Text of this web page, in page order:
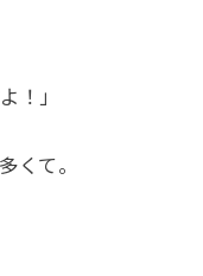
！」
くて。